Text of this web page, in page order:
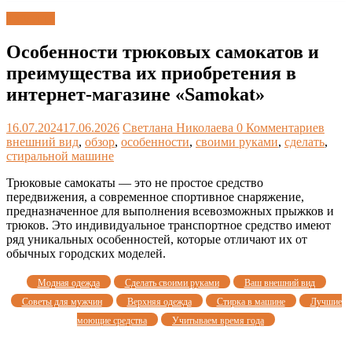
Особенности трюковых самокатов и
преимущества их приобретения в
интернет-магазине «Samokat»
16.07.202417.06.2026 Светлана Николаева 0 Комментариев
внешний вид, обзор, особенности, своими руками, сделать,
стиральной машине
Трюковые самокаты — это не простое средство
передвижения, а современное спортивное снаряжение,
предназначенное для выполнения всевозможных прыжков и
трюков. Это индивидуальное транспортное средство имеют
ряд уникальных особенностей, которые отличают их от
обычных городских моделей.
Модная одежда Сделать своими руками
Ваш внешний вид
Советы для мужчин
Верхняя одежда Стирка в машине
Лучшие
моющие средства
Учитываем время года